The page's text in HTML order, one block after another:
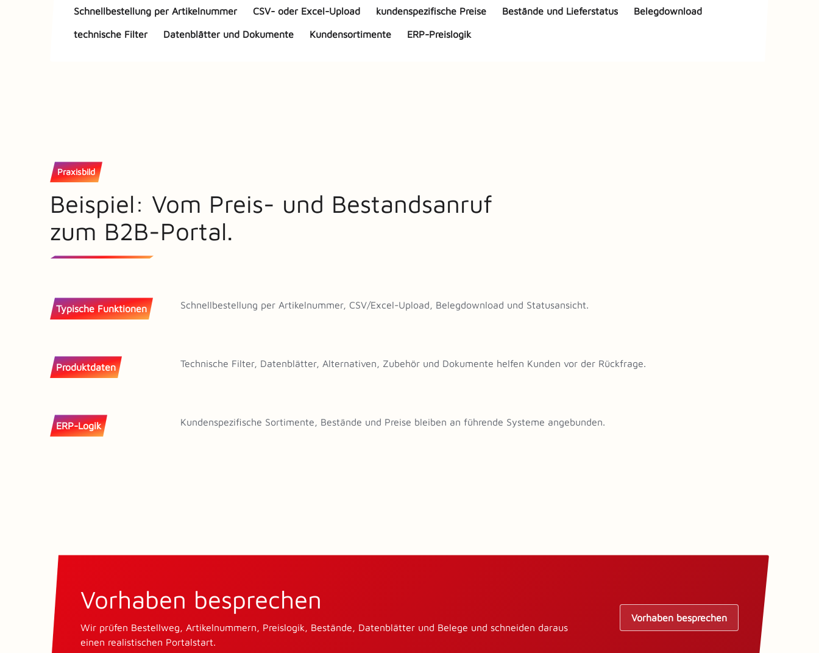
Schnellbestellung per Artikelnummer CSV- oder Excel-Upload kundenspezifische Preise Bestände und Lieferstatus Belegdownload
technische Filter Datenblätter und Dokumente Kundensortimente ERP-Preislogik
Praxisbild
Beispiel: Vom Preis- und Bestandsanruf
zum B2B-Portal.
Typische Funktionen Schnellbestellung per Artikelnummer, CSV/Excel-Upload, Belegdownload und Statusansicht.
Produktdaten Technische Filter, Datenblätter, Alternativen, Zubehör und Dokumente helfen Kunden vor der Rückfrage.
ERP-Logik Kundenspezifische Sortimente, Bestände und Preise bleiben an führende Systeme angebunden.
Vorhaben besprechen
Wir prüfen Bestellweg, Artikelnummern, Preislogik, Bestände, Datenblätter und Belege und schneiden daraus
einen realistischen Portalstart.
Vorhaben besprechen